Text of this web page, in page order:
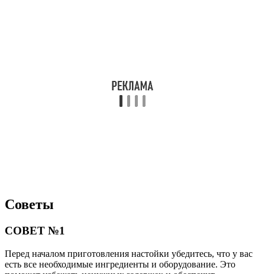
Советы
СОВЕТ №1
Перед началом приготовления настойки убедитесь, что у вас
есть все необходимые ингредиенты и оборудование. Это